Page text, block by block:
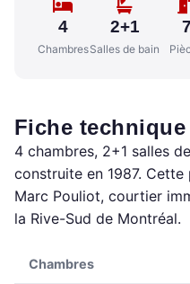
4
Chambres
2+1
Salles de bain
7
Fiche technique
4 chambres, 2+1 salles
construite en 1987.
Marc Pouliot, courtier
la Rive-Sud de Montréal.
Chambres